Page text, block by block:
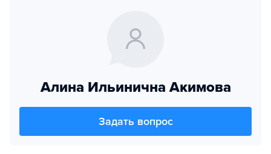
Алина Ильинична Акимова
Задать вопрос